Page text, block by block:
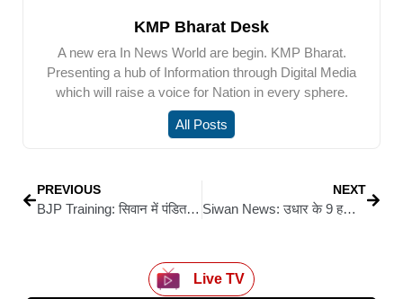
KMP Bharat Desk
A new era In News World are begin. KMP Bharat.
Presenting a hub of Information through Digital Media
which will raise a voice for Nation in every sphere.
All Posts
PREVIOUS
BJP Training: सिवान में पंडित दीनदयाल उपाध्याय प्रशिक्षण महाअभियान 2026 का भव्य आयोजन
NEXT
Siwan News: उधार के 9 हजार रुपये मांगने पर विवाद, मारपीट में चली गोली; एक युवक घायल
Live TV